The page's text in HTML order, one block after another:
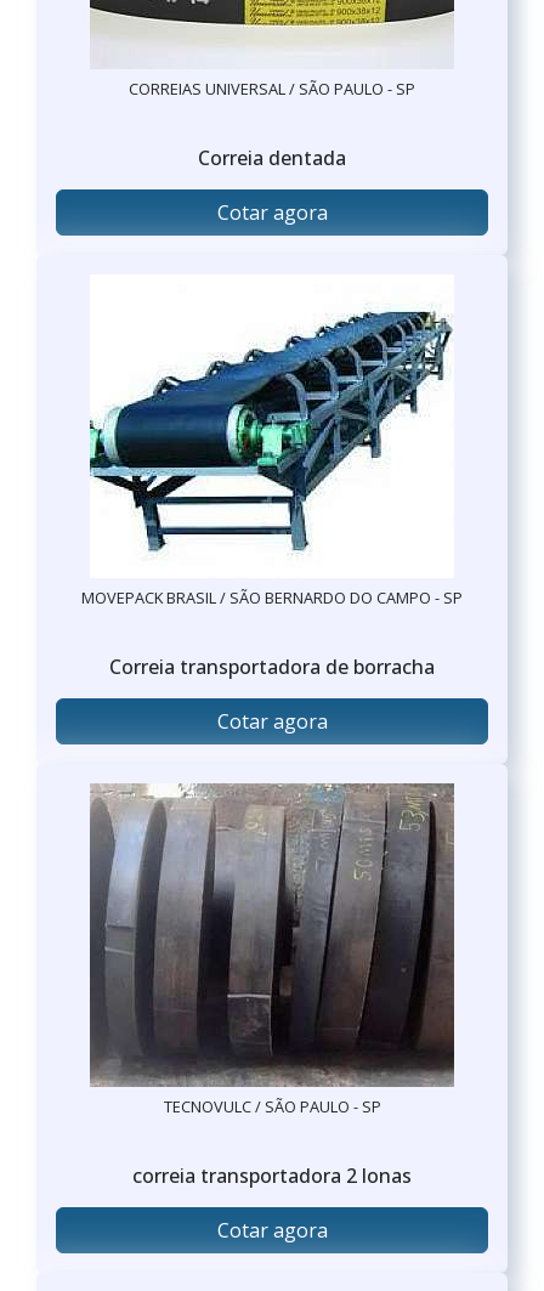
CORREIAS UNIVERSAL / SÃO PAULO - SP
Correia dentada
Cotar agora
MOVEPACK BRASIL / SÃO BERNARDO DO CAMPO - SP
Correia transportadora de borracha
Cotar agora
TECNOVULC / SÃO PAULO - SP
correia transportadora 2 lonas
Cotar agora